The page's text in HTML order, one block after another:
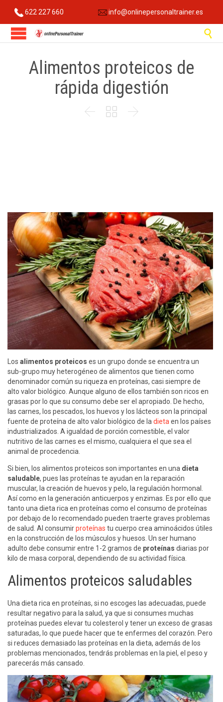
622 227 660 info@onlinepersonaltrainer.es

Alimentos proteicos de
rápida digestión
  
Los alimentos proteicos es un grupo donde se encuentra un
sub-grupo muy heterogéneo de alimentos que tienen como
denominador común su riqueza en proteínas, casi siempre de
alto valor biológico. Aunque alguno de ellos también son ricos en
grasas por lo que su consumo debe ser el apropiado. De hecho,
las carnes, los pescados, los huevos y los lácteos son la principal
fuente de proteína de alto valor biológico de la dieta en los países
industrializados. A igualdad de porción comestible, el valor
nutritivo de las carnes es el mismo, cualquiera el que sea el
animal de procedencia.
Si bien, los alimentos proteicos son importantes en una dieta
saludable, pues las proteínas te ayudan en la reparación
muscular, la creación de huevos y pelo, la regulación hormonal.
Así como en la generación anticuerpos y enzimas. Es por ello que
tanto una dieta rica en proteínas como el consumo de proteínas
por debajo de lo recomendado pueden traerte graves problemas
de salud. Al consumirproteínas tu cuerpo crea aminoácidos útiles
en la construcción de los músculos y huesos. Un ser humano
adulto debe consumir entre 1-2 gramos de proteínas diarias por
kilo de masa corporal, dependiendo de su actividad física.
Alimentos proteicos saludables
Una dieta rica en proteínas, si no escoges las adecuadas, puede
resultar negativo para la salud, ya que si consumes muchas
proteínas puedes elevar tu colesterol y tener un exceso de grasas
saturadas, lo que puede hacer que te enfermes del corazón. Pero
si reduces demasiado las proteínas en la dieta, además de los
problemas mencionados, tendrás problemas en la piel, el peso y
parecerás más cansado.